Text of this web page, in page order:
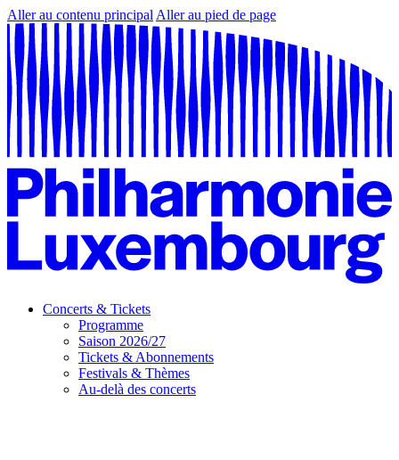
Aller au contenu principal Aller au pied de page
Concerts & Tickets
Programme
Saison 2026/27
Tickets & Abonnements
Festivals & Thèmes
Au-delà des concerts